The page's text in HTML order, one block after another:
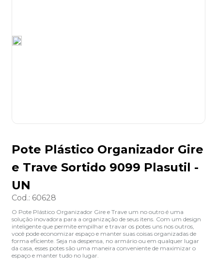
Pote Plástico Organizador Gire
e Trave Sortido 9099 Plasutil -
UN
Cod.: 60628
O Pote Plástico Organizador Gire e Trave um no outro é uma
solução inovadora para a organização de seus itens. Com um design
inteligente que permite empilhar e travar os potes uns nos outros,
você pode economizar espaço e manter suas coisas organizadas de
forma eficiente. Seja na despensa, no armário ou em qualquer lugar
da casa, esses potes são uma maneira conveniente de maximizar o
espaço e manter tudo no lugar.
8